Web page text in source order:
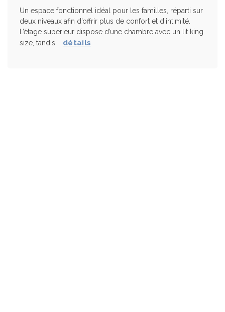
Un espace fonctionnel idéal pour les familles, réparti sur
deux niveaux afin d’offrir plus de confort et d’intimité.
L’étage supérieur dispose d’une chambre avec un lit king
size, tandis … détails